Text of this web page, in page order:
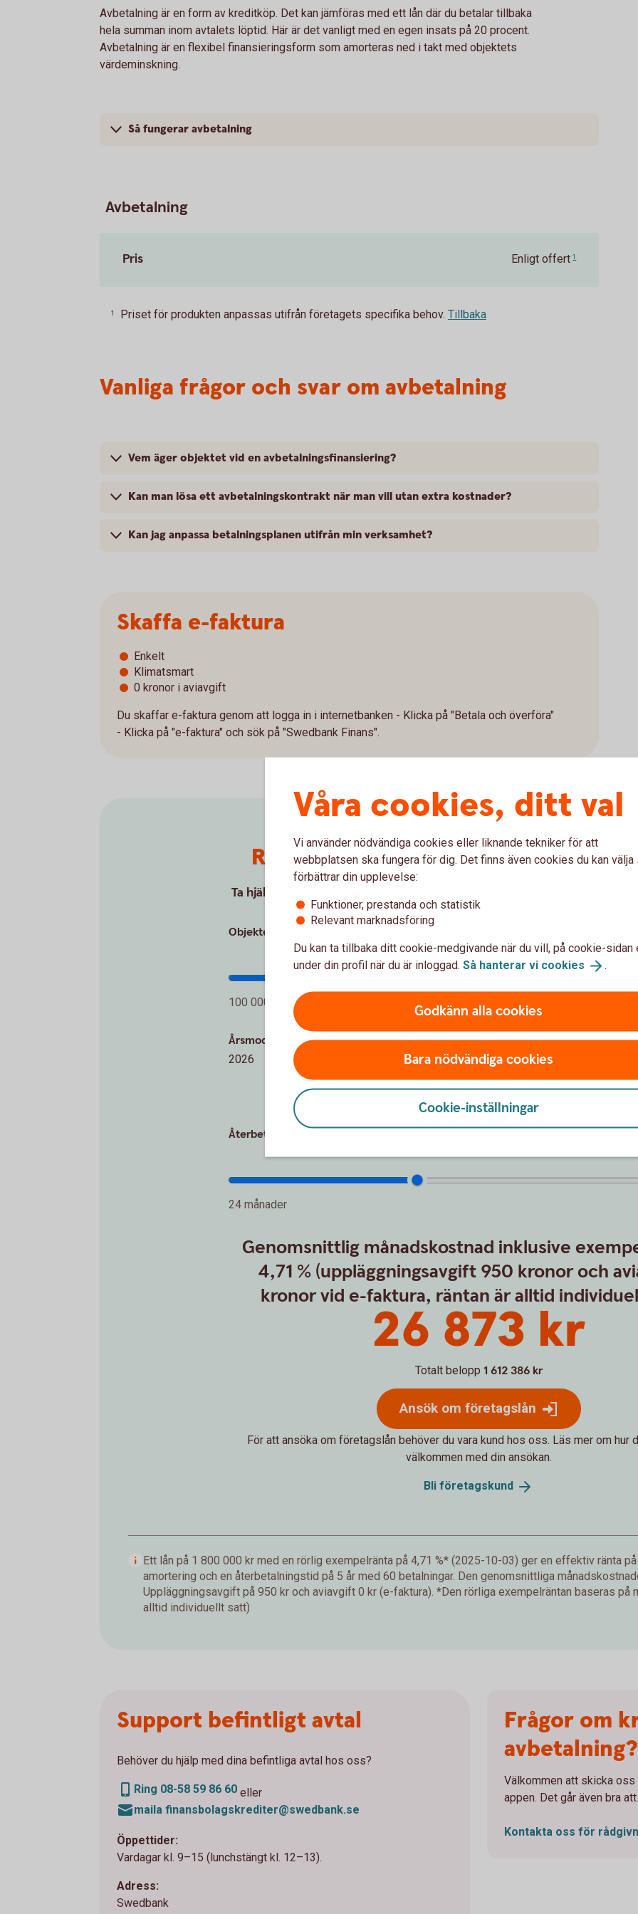
Avbetalning är en form av kreditköp. Det kan jämföras med ett lån där du betalar tillbaka
hela summan inom avtalets löptid. Här är det vanligt med en egen insats på 20 procent.
Avbetalning är en flexibel finansieringsform som amorteras ned i takt med objektets
värdeminskning.
Så fungerar avbetalning
Avbetalning
Pris Enligt offert 1
1 Priset för produkten anpassas utifrån företagets specifika behov. Tillbaka
Vanliga frågor och svar om avbetalning
Vem äger objektet vid en avbetalningsfinansiering?
Kan man lösa ett avbetalningskontrakt när man vill utan extra kostnader?
Kan jag anpassa betalningsplanen utifrån min verksamhet?
Skaffa e-faktura
Enkelt
Klimatsmart
0 kronor i aviavgift
Du skaffar e-faktura genom att logga in i internetbanken - Klicka på "Betala och överföra"
- Klicka på "e-faktura" och sök på "Swedbank Finans".
Räkna på er månadskostnad vid
Ta hjälp av vår kalkylator för räkna på kostnaden för ett
Objektets pris exklusive moms (lägsta möjliga pris kan vara 100 000 kronor)
100 000 kr
Årsmodell
2026
Ange om du ska gå in med
hur mycket
Värdet av kontantinsatsen är
Återbetalningstid
24 månader
Genomsnittlig månadskostnad inklusive
4,71 % (uppläggningsavgift 950 kronor och
kronor vid e-faktura, räntan är alltid
26 873 kr
Totalt belopp 1 612 386 kr
Ansök om företagslån
För att ansöka om företagslån behöver du vara kund hos oss. Läs mer om hur
välkommen med din ansökan.
Bli företagskund
Ett lån på 1 800 000 kr med en rörlig exempelränta på 4,71 %* (2025-10-03) ger en effektiv ränta
amortering och en återbetalningstid på 5 år med 60 betalningar. Den genomsnittliga
Uppläggningsavgift på 950 kr och aviavgift 0 kr (e-faktura). *Den rörliga exempelräntan baseras på
alltid individuellt satt)
Support befintligt avtal
Behöver du hjälp med dina befintliga avtal hos oss?
Ring 08-58 59 86 60 eller
maila finansbolagskrediter@swedbank.se
Öppettider:
Vardagar kl. 9–15 (lunchstängt kl. 12–13).
Adress:
Swedbank
Frågor om
avbetalning?
Välkommen att skicka
appen. Det går även bra
Kontakta oss för
Våra cookies, ditt val
Vi använder nödvändiga cookies eller liknande tekniker för att
webbplatsen ska fungera för dig. Det finns även cookies du kan välja
förbättrar din upplevelse:
Funktioner, prestanda och statistik
Relevant marknadsföring
Du kan ta tillbaka ditt cookie-medgivande när du vill, på cookie-sidan
under din profil när du är inloggad. Så hanterar vi cookies .
Godkänn alla cookies
Bara nödvändiga cookies
Cookie-inställningar